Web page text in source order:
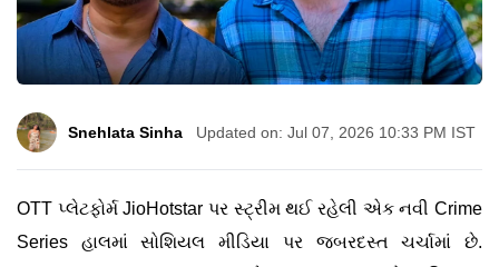
Snehlata Sinha Updated on: Jul 07, 2026 10:33 PM IST
OTT પ્લેટફોર્મ JioHotstar પર સ્ટ્રીમ થઈ રહેલી એક નવી Crime
Series હાલમાં સોશિયલ મીડિયા પર જબરદસ્ત ચર્ચામાં છે.